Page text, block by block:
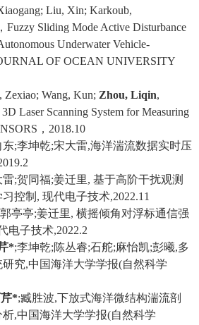
Liu, Xin; Karkoub,
， Fuzzy Sliding Mode Active Disturbance
Underwater Vehicle-
OF OCEAN UNIVERSITY
Wang, Kun; Zhou, Liqin,
Laser Scanning System for Measuring
， 2018.10
东;李坤乾;宋大雷,海洋湍流数据实时压
雷;贺同福;姜迁里, 基于高阶干扰观测
控制 , 现代电子技术,2022.11
郭亭亭;姜迁里, 横摇倾角对浮标通信强
电子技术,2022.2
*;李坤乾;陈丛睿;石舵;麻怡凯;彭曦,多
究,中国海洋大学学报(自然科学
*;臧胜波,下放式海洋微结构湍流剖
析,中国海洋大学学报(自然科学